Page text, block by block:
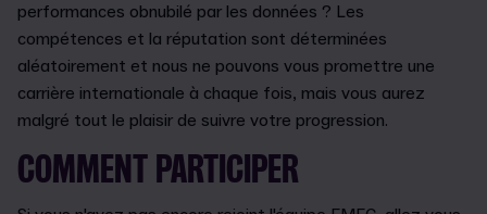
performances obnubilé par les données ? Les
compétences et la réputation sont déterminées
aléatoirement et nous ne pouvons vous promettre une
carrière internationale à chaque fois, mais vous aurez
malgré tout le plaisir de suivre votre progression.
COMMENT PARTICIPER